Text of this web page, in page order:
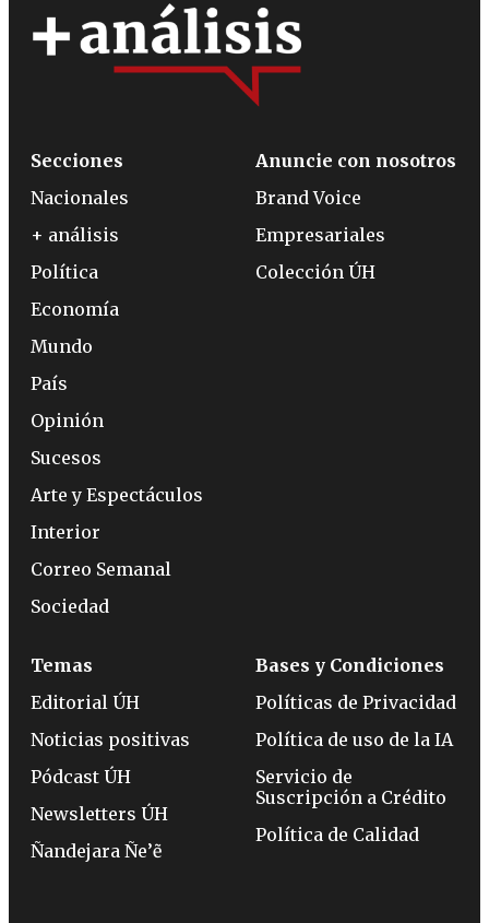
Secciones
Nacionales
+ análisis
Política
Economía
Mundo
País
Opinión
Sucesos
Arte y Espectáculos
Interior
Correo Semanal
Sociedad
Anuncie con nosotros
Brand Voice
Empresariales
Colección ÚH
Temas
Editorial ÚH
Noticias positivas
Pódcast ÚH
Newsletters ÚH
Ñandejara Ñe’ẽ
Bases y Condiciones
Políticas de Privacidad
Política de uso de la IA
Servicio de
Suscripción a Crédito
Política de Calidad